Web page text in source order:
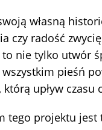
własną
czy radość
nie tylko utwór
pieśń
upływ
tego projektu